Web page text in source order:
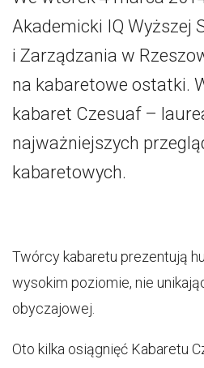
Akademicki IQ Wyższej
i Zarządzania w
na kabaretowe ostatki.
kabaret Czesuaf –
najważniejszych
kabaretowych.
Twórcy kabaretu prezentują
wysokim poziomie, nie
obyczajowej.
Oto kilka osiągnięć Kabaretu